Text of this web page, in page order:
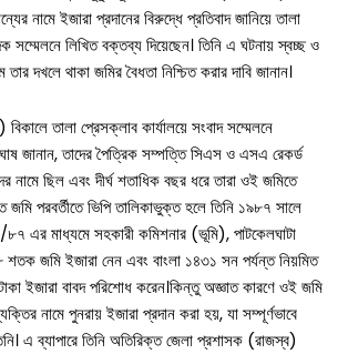
নামে ইজারা প্রদানের বিরুদ্ধে প্রতিবাদ জানিয়ে তালা
সম্মেলনে লিখিত বক্তব্য দিয়েছেন। তিনি এ ঘটনায় স্বচ্ছ ও
দখলে থাকা জমির বৈধতা নিশ্চিত করার দাবি জানান।
তালা প্রেসক্লাব কার্যালয়ে সংবাদ সম্মেলনে
জানান, তাদের পৈত্রিক সম্পত্তি সিএস ও এসএ রেকর্ড
নামে ছিল এবং দীর্ঘ শতাধিক বছর ধরে তারা ওই জমিতে
পরবর্তীতে ভিপি তালিকাভুক্ত হলে তিনি ১৯৮৭ সালে
এর মাধ্যমে সহকারী কমিশনার (ভূমি), পাটকেলঘাটা
জমি ইজারা নেন এবং বাংলা ১৪৩১ সন পর্যন্ত নিয়মিত
ইজারা বাবদ পরিশোধ করেন।কিন্তু অজ্ঞাত কারণে ওই জমি
নামে পুনরায় ইজারা প্রদান করা হয়, যা সম্পূর্ণভাবে
এ ব্যাপারে তিনি অতিরিক্ত জেলা প্রশাসক (রাজস্ব)